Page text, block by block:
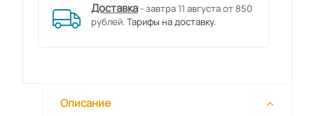
Доставка - завтра 11 августа от 850
рублей.Тарифы на доставку.
Описание